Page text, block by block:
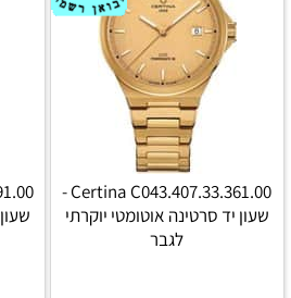
Certina C043.407.33.361.00 -
שעון יד סרטינה אוטומטי יוקרתי
לגבר